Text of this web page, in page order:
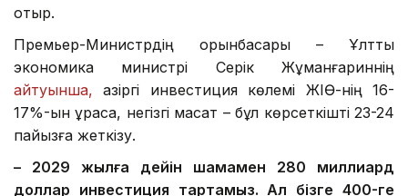
отыр.
Премьер-Министрдің орынбасары – Ұлттық
экономика министрі Серік Жұманғариннің
айтуынша, қазіргі инвестиция көлемі ЖІӨ-нің 16-
17%-ын құраса, негізгі мақсат – бұл көрсеткішті 23-24
пайызға жеткізу.
– 2029 жылға дейін шамамен 280 миллиард
доллар инвестиция тартамыз. Ал бізге 400-ге